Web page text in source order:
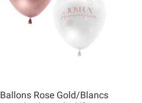
Ballons Rose Gold/Blancs